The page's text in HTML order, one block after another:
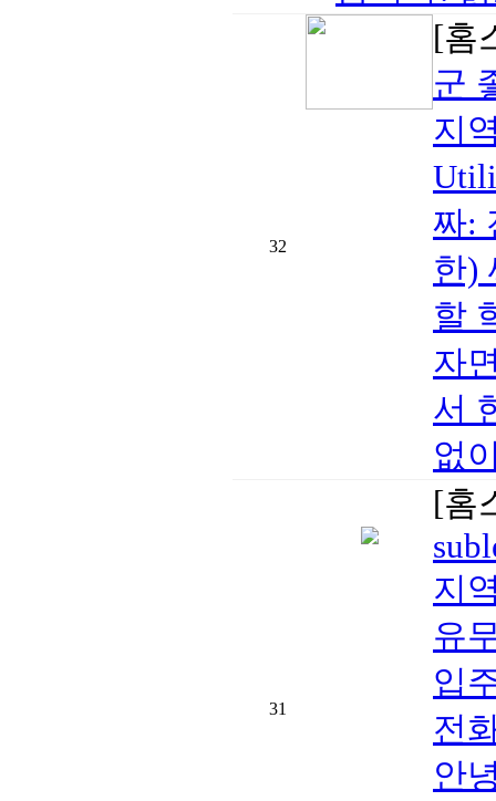
32
[홈
군
지
짜:
한)
할
자
서
없
31
[홈
지
유
입
전
안